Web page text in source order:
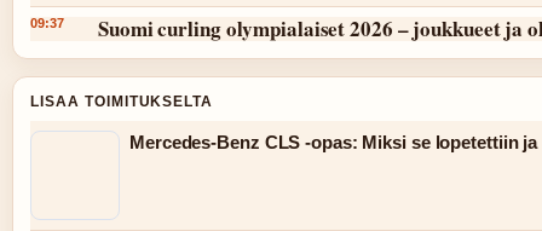
09:37 Suomi curling olympialaiset 2026 – joukkueet ja
LISAA TOIMITUKSELTA
Mercedes-Benz CLS -opas: Miksi se lopetettiin